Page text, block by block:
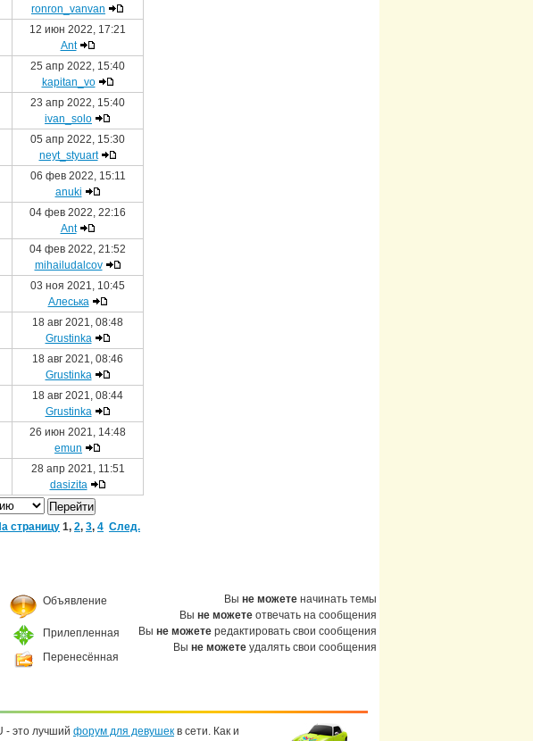
ronron_vanvan
12 июн 2022, 17:21
Ant
25 апр 2022, 15:40
kapitan_vo
23 апр 2022, 15:40
ivan_solo
05 апр 2022, 15:30
neyt_styuart
06 фев 2022, 15:11
anuki
04 фев 2022, 22:16
Ant
04 фев 2022, 21:52
mihailudalcov
03 ноя 2021, 10:45
Алеська
18 авг 2021, 08:48
Grustinka
18 авг 2021, 08:46
Grustinka
18 авг 2021, 08:44
Grustinka
26 июн 2021, 14:48
emun
28 апр 2021, 11:51
dasizita
страницу 1, 2, 3, 4 След.
Объявление
Прилепленная
Перенесённая
Вы не можете начинать темы
Вы не можете отвечать на сообщения
Вы не можете редактировать свои сообщения
Вы не можете удалять свои сообщения
- это лучший форум для девушек в сети. Как и